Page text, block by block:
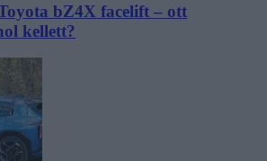
bZ4X facelift – ott
kellett?